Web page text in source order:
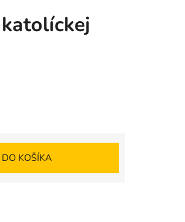
DO KOŠÍKA